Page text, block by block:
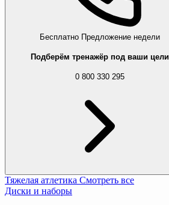
Бесплатно Предложение недели
Подберём тренажёр под ваши цели
0 800 330 295
Тяжелая атлетика Смотреть все
Диски и наборы